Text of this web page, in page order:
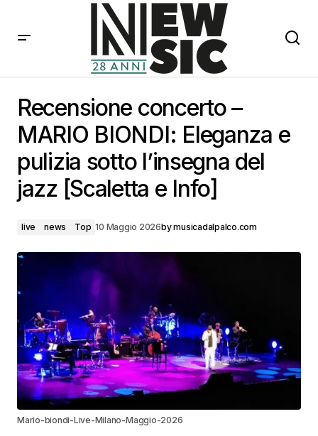
pulizia sotto l’insegna del jazz [Scaletta e Info]
Recensione concerto –
MARIO BIONDI: Eleganza e
pulizia sotto l’insegna del
jazz [Scaletta e Info]
live news Top 10 Maggio 2026bymusicadalpalco.com
Mario-biondi-Live-Milano-Maggio-2026